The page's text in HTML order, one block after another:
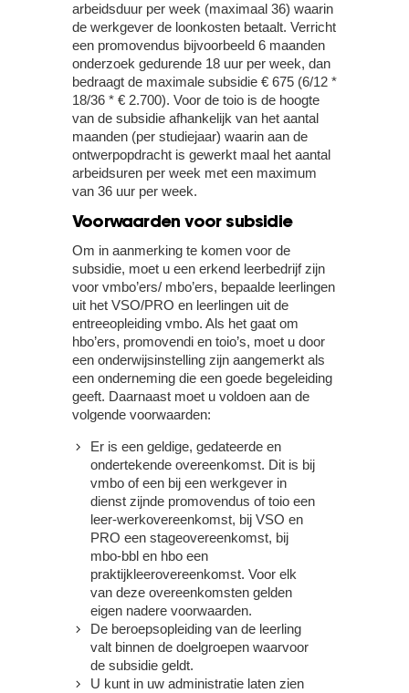
arbeidsduur per week (maximaal 36) waarin
de werkgever de loonkosten betaalt. Verricht
een promovendus bijvoorbeeld 6 maanden
onderzoek gedurende 18 uur per week, dan
bedraagt de maximale subsidie € 675 (6/12 *
18/36 * € 2.700). Voor de toio is de hoogte
van de subsidie afhankelijk van het aantal
maanden (per studiejaar) waarin aan de
ontwerpopdracht is gewerkt maal het aantal
arbeidsuren per week met een maximum
van 36 uur per week.
Voorwaarden voor subsidie
Om in aanmerking te komen voor de
subsidie, moet u een erkend leerbedrijf zijn
voor vmbo’ers/ mbo’ers, bepaalde leerlingen
uit het VSO/PRO en leerlingen uit de
entreeopleiding vmbo. Als het gaat om
hbo’ers, promovendi en toio’s, moet u door
een onderwijsinstelling zijn aangemerkt als
een onderneming die een goede begeleiding
geeft. Daarnaast moet u voldoen aan de
volgende voorwaarden:
Er is een geldige, gedateerde en
ondertekende overeenkomst. Dit is bij
vmbo of een bij een werkgever in
dienst zijnde promovendus of toio een
leer-werkovereenkomst, bij VSO en
PRO een stageovereenkomst, bij
mbo-bbl en hbo een
praktijkleerovereenkomst. Voor elk
van deze overeenkomsten gelden
eigen nadere voorwaarden.
De beroepsopleiding van de leerling
valt binnen de doelgroepen waarvoor
de subsidie geldt.
U kunt in uw administratie laten zien